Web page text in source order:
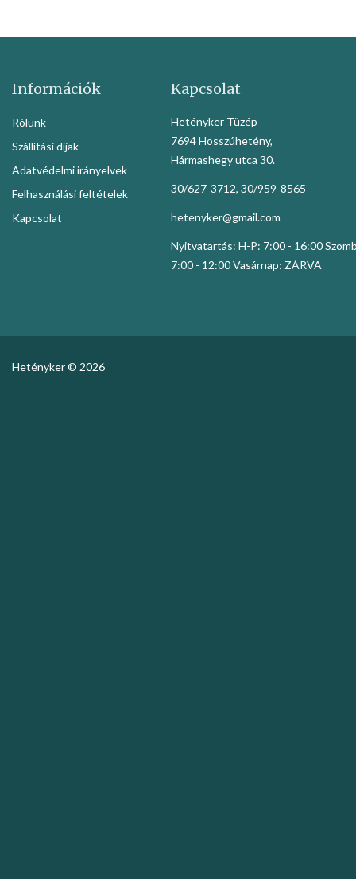
Információk
Rólunk
Szállítási díjak
Adatvédelmi irányelvek
Felhasználási feltételek
Kapcsolat
Kapcsolat
Hetényker Tüzép
7694 Hosszúhetény,
Hármashegy utca 30.
30/627-3712, 30/959-8565
hetenyker@gmail.com
Nyitvatartás: H-P: 7:00 - 16:00
7:00 - 12:00 Vasárnap: ZÁRVA
Hetényker © 2026